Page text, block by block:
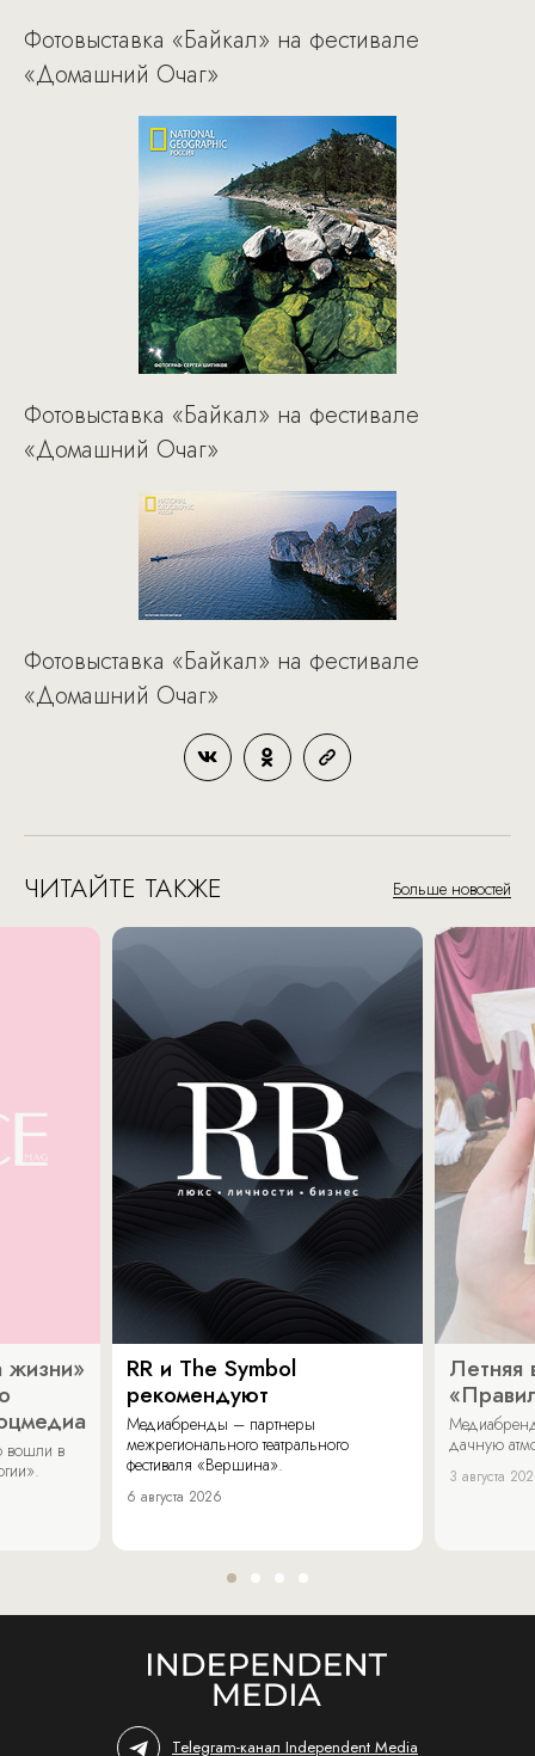
Фотовыставка «Байкал» на фестивале
«Домашний Очаг»
Фотовыставка «Байкал» на фестивале
«Домашний Очаг»
Фотовыставка «Байкал» на фестивале
«Домашний Очаг»
ЧИТАЙТЕ ТАКЖЕ Больше новостей
жизни»
вошли в
RR и The Symbol
рекомендуют
Медиабренды – партнеры
межрегионального театрального
фестиваля «Вершина».
6 августа 2026
Летняя
дачную
3 августа
Telegram-канал Independent Media